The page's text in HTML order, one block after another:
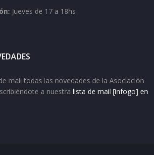
Jueves de 17 a 18hs
mail todas las novedades de la Asociación
a nuestra lista de mail [infogo] en